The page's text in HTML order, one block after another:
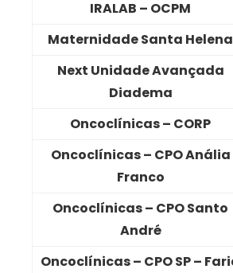
IRALAB – OCPM
Maternidade Santa Helena
Next Unidade Avançada
Diadema
Oncoclínicas – CORP
Oncoclínicas – CPO Anália
Franco
Oncoclínicas – CPO Santo
André
Oncoclínicas – CPO SP –